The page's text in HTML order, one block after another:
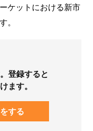
ケットにおける新市
。
登録すると
ます。
する